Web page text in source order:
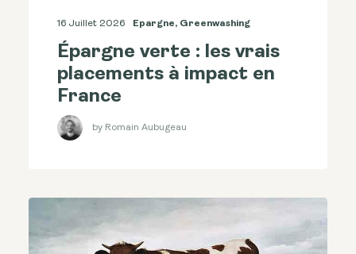
16 Juillet 2026 Epargne, Greenwashing
Épargne verte : les vrais
placements à impact en
France
by Romain Aubugeau